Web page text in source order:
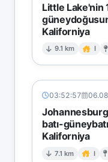
Little Lake'nin
Kaliforniya
9.1 km I
03:52:57
batı-
Kaliforniya
7.1 km I